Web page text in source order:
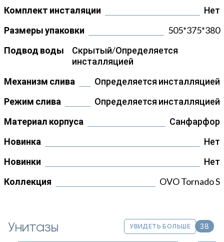
Комплект инсталяции
Нет
Размеры упаковки
505*375*380
Подвод воды
Скрытый/Определяется
инсталляцией
Механизм слива
Определяется инсталляцией
Режим слива
Определяется инсталляцией
Материал корпуса
Санфарфор
Новинка
Нет
Новинки
Нет
Коллекция
OVO Tornado S
Унитазы УВИДЕТЬ БОЛЬШЕ 38